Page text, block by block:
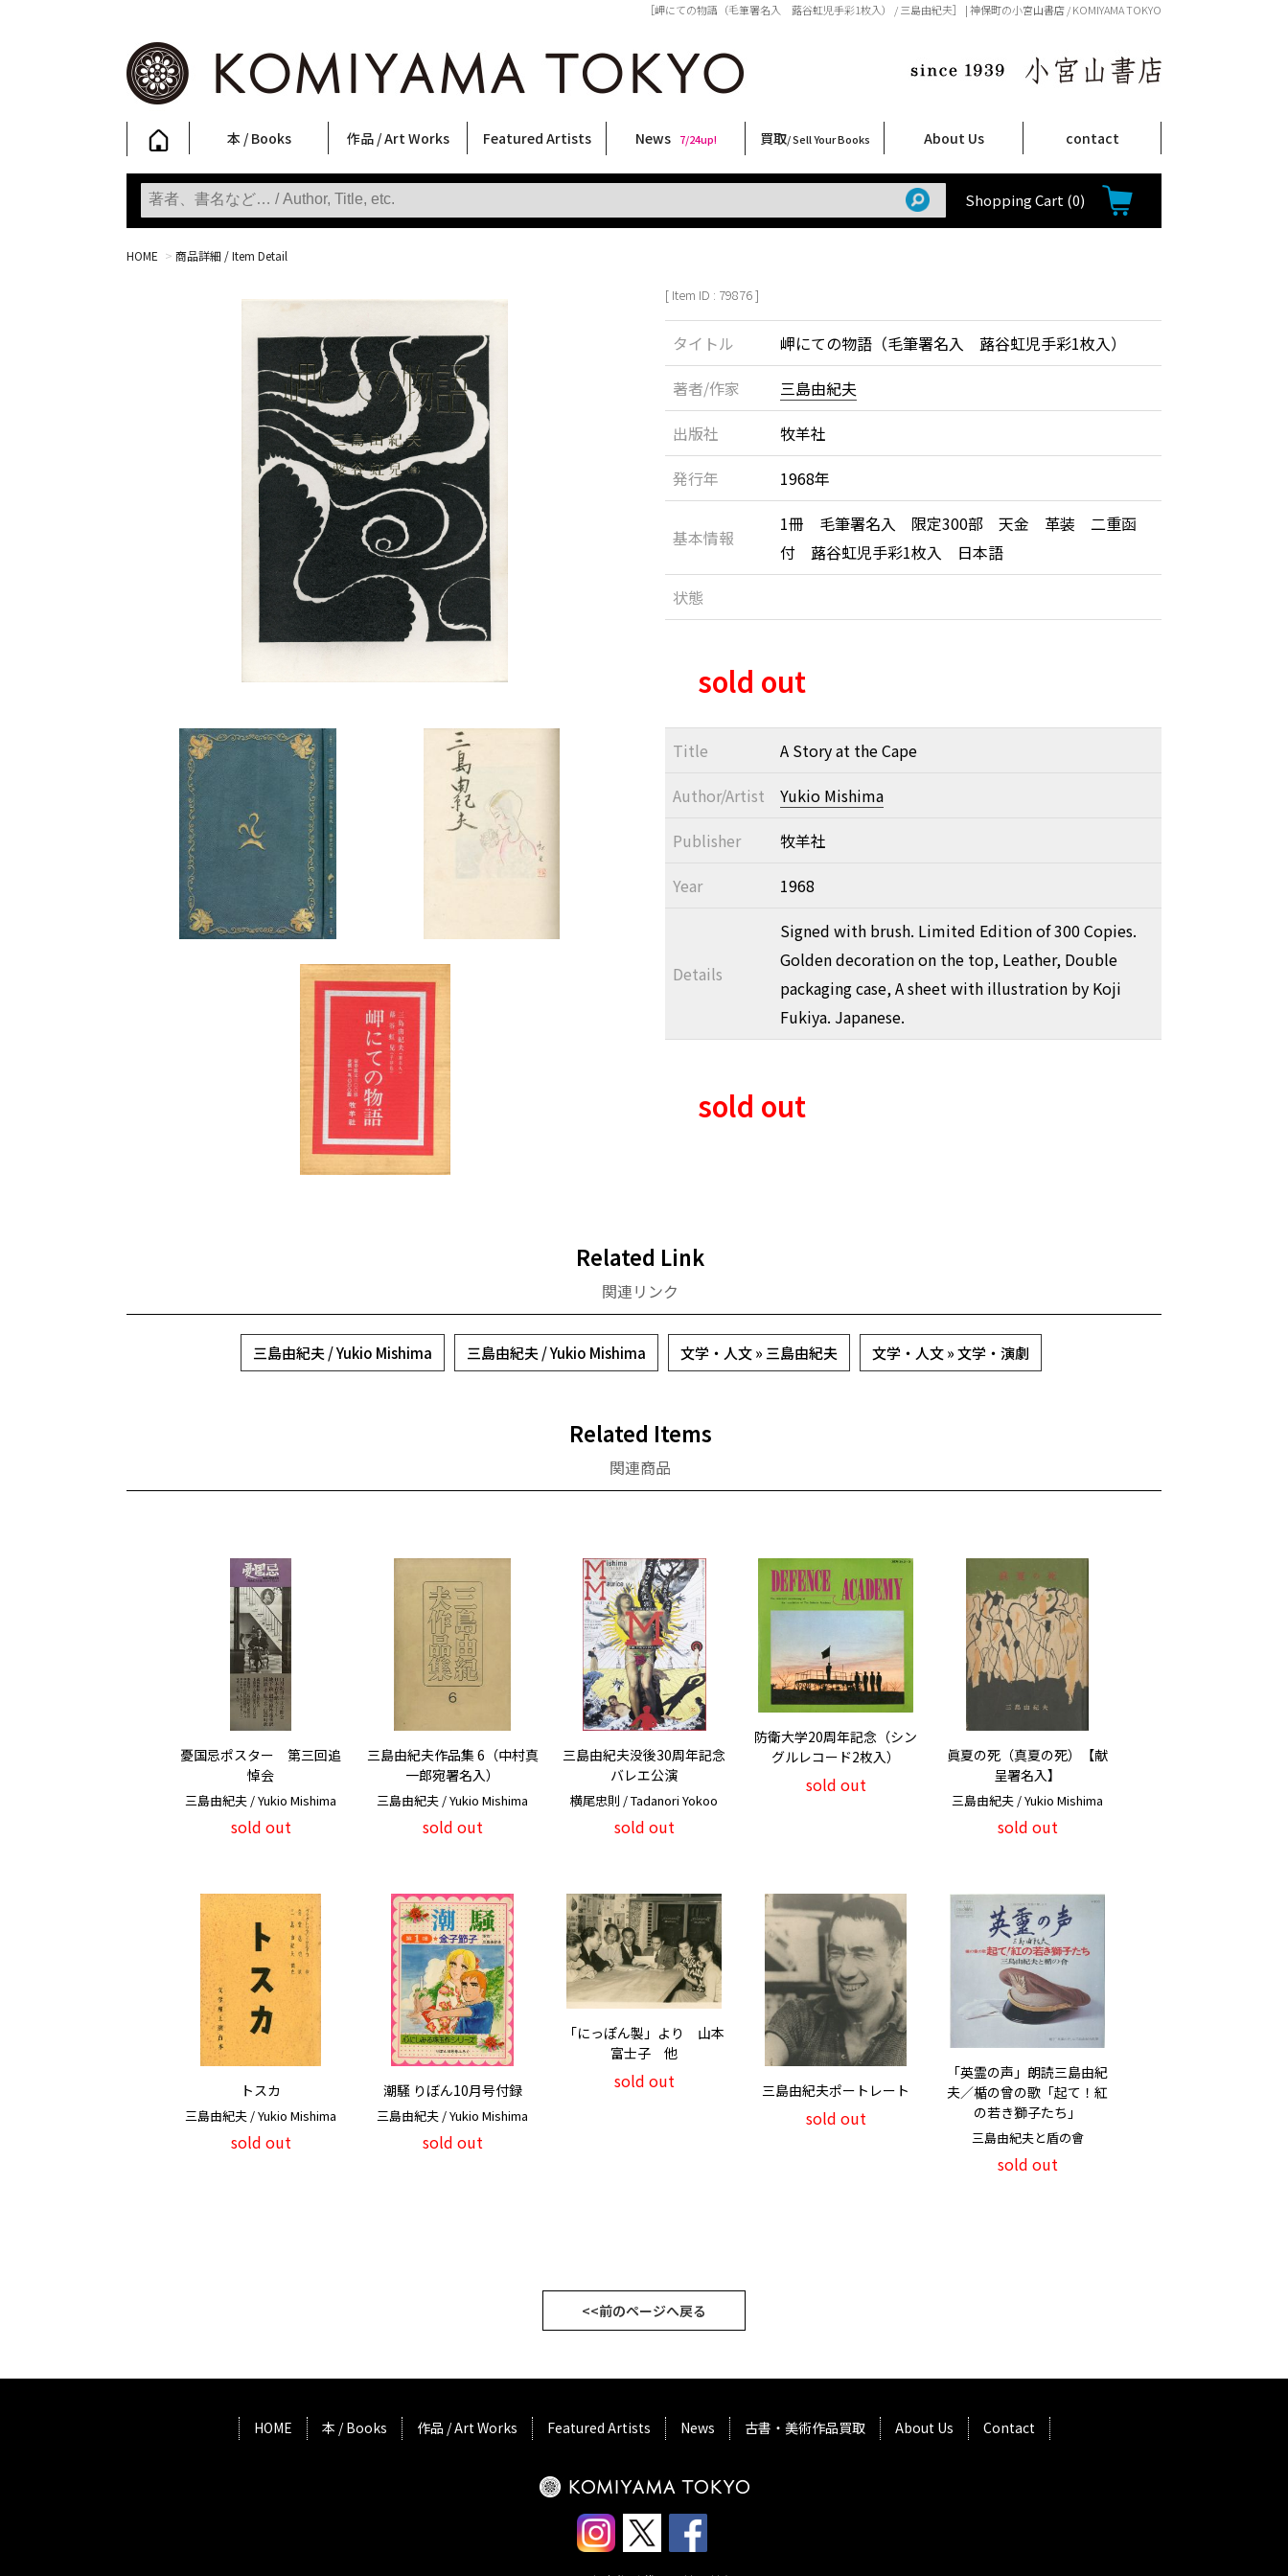
［岬にての物語（毛筆署名入 蕗谷虹児手彩1枚入） / 三島由紀夫］ | 神保町の小宮山書店 / KOMIYAMA TOKYO
本 / Books
写真集
Photobooks
ファッション
Fashion
アート / 美術
Art
文学・人文
Literature & Humanities
日本文化
Japanese Culture
新刊
New Books
SALE
SALE
作品 / Art Works
フォトグラフィー
Photography
ポスター
Posters
ストリートアート
Street Art
立体・その他
Sculptures / etc
アートワークス
Art Works
Primary Artworks
KOMIYAMA TOKYO ART LABEL
版画
Prints
Featured Artists
稲嶺啓一(東風終)
村田言恵
丸岡和吾
Rico Casella
キム・ロートン
菅谷晋一
柴田亜美
内藤啓介
CHRIS
須藤昌人
COOKIE
林月光
大西洋介
三島剛
二本木里美
北島敬三
秋赤音
内藤ルネ
横尾忠則
森山大道
佐伯俊男
三島由紀夫
天野タケル
大類信
春川ナミオ
News 7/24up!
新着・おすすめ商品 9/7up!
フェア・イベント情報 7/24up!
お店からのお知らせ 6/1up!
買取/ Sell Your Books
買取ブログ
買取専用フォーム
古書 / 古本の買取
美術品の買取
出張買取について
宅配買取について
店頭買取について
よくある質問
About Us
店舗案内
Shop Infomation
ご注文について
How to Order
特定商取引法に関する表示
プライバシーポリシー
contact
Shopping Cart (0)
HOME > 商品詳細 / Item Detail
[ Item ID : 79876 ]
タイトル
岬にての物語（毛筆署名入 蕗谷虹児手彩1枚入）
著者/作家
三島由紀夫
出版社
牧羊社
発行年
1968年
基本情報
1冊 毛筆署名入 限定300部 天金 革装 二重函
付 蕗谷虹児手彩1枚入 日本語
状態
sold out
Title
A Story at the Cape
Author/Artist
Yukio Mishima
Publisher
牧羊社
Year
1968
Details
Signed with brush. Limited Edition of 300 Copies.
Golden decoration on the top, Leather, Double
packaging case, A sheet with illustration by Koji
Fukiya. Japanese.
sold out
Related Link
関連リンク
三島由紀夫 / Yukio Mishima 三島由紀夫 / Yukio Mishima 文学・人文 » 三島由紀夫 文学・人文 » 文学・演劇
Related Items
関連商品
憂国忌ポスター 第三回追
悼会
三島由紀夫 / Yukio Mishima
sold out
三島由紀夫作品集 6（中村真
一郎宛署名入）
三島由紀夫 / Yukio Mishima
sold out
三島由紀夫没後30周年記念
バレエ公演
横尾忠則 / Tadanori Yokoo
sold out
防衛大学20周年記念（シン
グルレコード2枚入）
sold out
眞夏の死（真夏の死）【献
呈署名入】
三島由紀夫 / Yukio Mishima
sold out
トスカ
三島由紀夫 / Yukio Mishima
sold out
潮騒 りぼん10月号付録
三島由紀夫 / Yukio Mishima
sold out
「にっぽん製」より 山本
富士子 他
sold out 三島由紀夫ポートレート
sold out
「英霊の声」朗読三島由紀
夫／楯の曾の歌「起て！紅
の若き獅子たち」
三島由紀夫と盾の會
sold out
<<前のページへ戻る
HOME 本 / Books 作品 / Art Works Featured Artists News 古書・美術作品買取 About Us Contact